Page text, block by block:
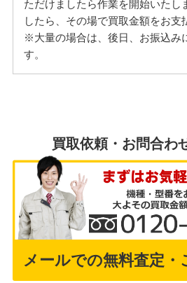
ただけましたら作業を開始いたし
したら、その場で買取金額をお支
※大量の場合は、後日、お振込み
す。
買取依頼・お問合わ
メールでの無料査定・